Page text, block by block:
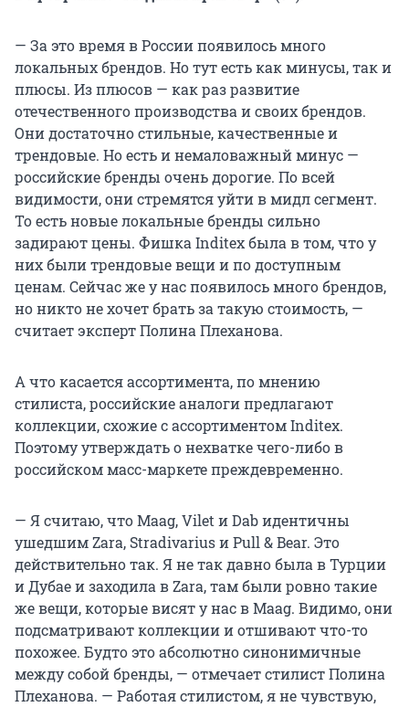
— За это время в России появилось много
локальных брендов. Но тут есть как минусы, так и
плюсы. Из плюсов — как раз развитие
отечественного производства и своих брендов.
Они достаточно стильные, качественные и
трендовые. Но есть и немаловажный минус —
российские бренды очень дорогие. По всей
видимости, они стремятся уйти в мидл сегмент.
То есть новые локальные бренды сильно
задирают цены. Фишка Inditex была в том, что у
них были трендовые вещи и по доступным
ценам. Сейчас же у нас появилось много брендов,
но никто не хочет брать за такую стоимость, —
считает эксперт Полина Плеханова.
А что касается ассортимента, по мнению
стилиста, российские аналоги предлагают
коллекции, схожие с ассортиментом Inditex.
Поэтому утверждать о нехватке чего-либо в
российском масс-маркете преждевременно.
— Я считаю, что Maag, Vilet и Dab идентичны
ушедшим Zara, Stradivarius и Pull & Bear. Это
действительно так. Я не так давно была в Турции
и Дубае и заходила в Zara, там были ровно такие
же вещи, которые висят у нас в Maag. Видимо, они
подсматривают коллекции и отшивают что-то
похожее. Будто это абсолютно синонимичные
между собой бренды, — отмечает стилист Полина
Плеханова. — Работая стилистом, я не чувствую,